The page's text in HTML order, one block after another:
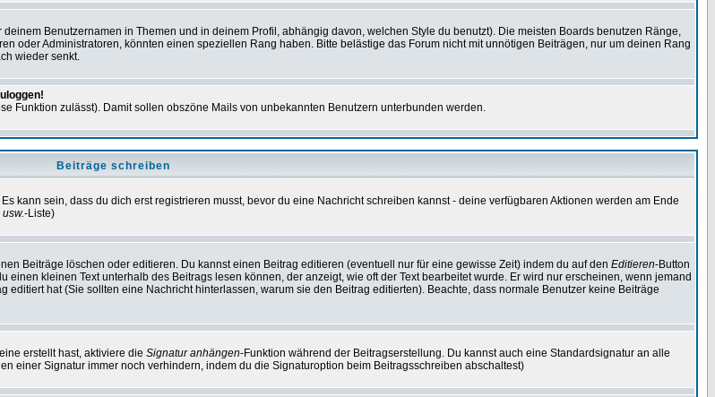
Benutzernamen in Themen und in deinem Profil, abhängig davon, welchen Style du benutzt). Die meisten Boards benutzen Ränge,
oder Administratoren, könnten einen speziellen Rang haben. Bitte belästige das Forum nicht mit unnötigen Beiträgen, nur um deinen Rang
wieder senkt.
Funktion zulässt). Damit sollen obszöne Mails von unbekannten Benutzern unterbunden werden.
Beiträge schreiben
kann sein, dass du dich erst registrieren musst, bevor du eine Nachricht schreiben kannst - deine verfügbaren Aktionen werden am Ende
-Liste)
Beiträge löschen oder editieren. Du kannst einen Beitrag editieren (eventuell nur für eine gewisse Zeit) indem du auf den Editieren-Button
kleinen Text unterhalb des Beitrags lesen können, der anzeigt, wie oft der Text bearbeitet wurde. Er wird nur erscheinen, wenn jemand
hat (Sie sollten eine Nachricht hinterlassen, warum sie den Beitrag editierten). Beachte, dass normale Benutzer keine Beiträge
erstellt hast, aktiviere die Signatur anhängen-Funktion während der Beitragserstellung. Du kannst auch eine Standardsignatur an alle
einer Signatur immer noch verhindern, indem du die Signaturoption beim Beitragsschreiben abschaltest)